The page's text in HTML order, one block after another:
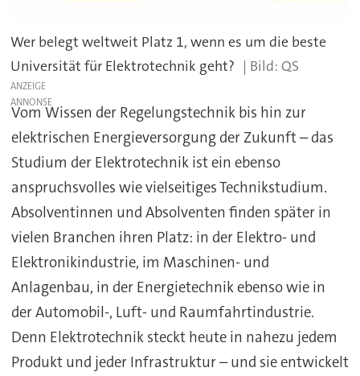
Wer belegt weltweit Platz 1, wenn es um die beste
Universität für Elektrotechnik geht?
QS
ANZEIGE
Vom Wissen der Regelungstechnik bis hin zur
elektrischen Energieversorgung der Zukunft – das
Studium der Elektrotechnik ist ein ebenso
anspruchsvolles wie vielseitiges Technikstudium.
Absolventinnen und Absolventen finden später in
vielen Branchen ihren Platz: in der Elektro- und
Elektronikindustrie, im Maschinen- und
Anlagenbau, in der Energietechnik ebenso wie in
der Automobil-, Luft- und Raumfahrtindustrie.
Denn Elektrotechnik steckt heute in nahezu jedem
Produkt und jeder Infrastruktur – und sie entwickelt